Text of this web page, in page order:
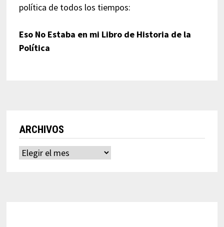
política de todos los tiempos:
Eso No Estaba en mi Libro de Historia de la
Política
ARCHIVOS
Archivos